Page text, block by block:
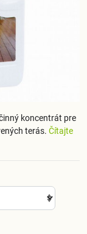
koncentrát pre
terás. Čítajte